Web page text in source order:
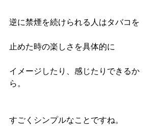
逆に禁煙を続けられる人はタバコを
止めた時の楽しさを具体的に
イメージしたり、感じたりできるか
ら。
すごくシンプルなことですね。